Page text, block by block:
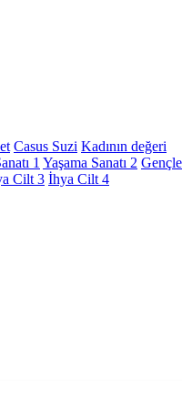
Casus Suzi Kadının değeri
1 Yaşama Sanatı 2
Cilt 3 İhya Cilt 4